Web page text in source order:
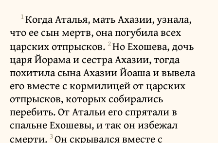
1Когда Аталья, мать Ахазии, узнала,
что ее сын мертв, она погубила всех
царских отпрысков. 2Но Ехошева, дочь
царя Йорама и сестра Ахазии, тогда
похитила сына Ахазии Йоаша и вывела
его вместе с кормилицей от царских
отпрысков, которых собирались
перебить. От Атальи его спрятали в
спальне Ехошевы, и так он избежал
смерти. 3Он скрывался вместе с